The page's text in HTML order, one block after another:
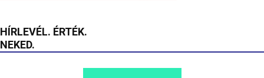
HÍRLEVÉL. ÉRTÉK.
NEKED.